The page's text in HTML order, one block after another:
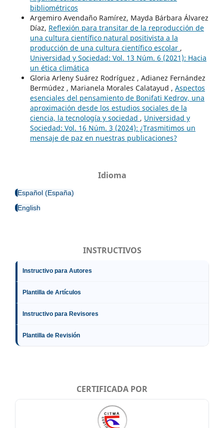
bibliométricos
Argemiro Avendaño Ramírez, Mayda Bárbara Álvarez
Díaz, Reflexión para transitar de la reproducción de
una cultura científico natural positivista a la
producción de una cultura científico escolar ,
Universidad y Sociedad: Vol. 13 Núm. 6 (2021): Hacia
un ética climática
Gloria Arleny Suárez Rodríguez , Adianez Fernández
Bermúdez , Marianela Morales Calatayud , Aspectos
esenciales del pensamiento de Bonifati Kedrov, una
aproximación desde los estudios sociales de la
ciencia, la tecnología y sociedad , Universidad y
Sociedad: Vol. 16 Núm. 3 (2024): ¿Trasmitimos un
mensaje de paz en nuestras publicaciones?
Idioma
Español (España)
English
INSTRUCTIVOS
Instructivo para Autores
Plantilla de Artículos
Instructivo para Revisores
Plantilla de Revisión
CERTIFICADA POR